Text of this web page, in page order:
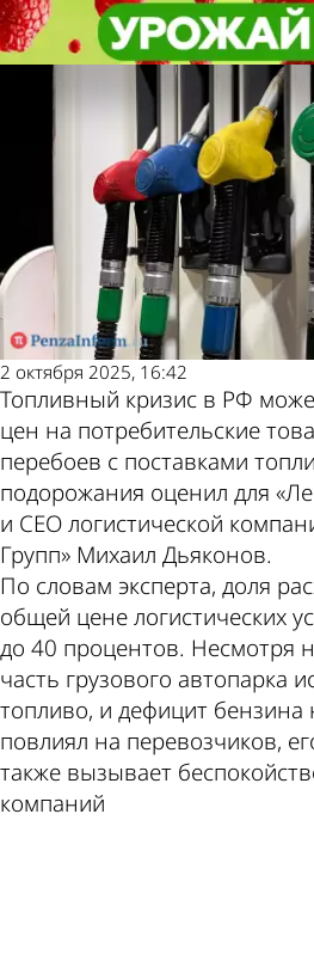
Влияние
России на
В стране и
мире
2 октября 2025, 16:42
Топливный кризис в РФ
цен на потребительские
перебоев с поставками
подорожания оценил для
и CEO логистической
Групп» Михаил Дьяконов.
По словам эксперта, доля
общей цене логистических
до 40 процентов. Несмотря
часть грузового автопарка
топливо, и дефицит бензина
повлиял на перевозчиков,
также вызывает
компаний
Влияние
России на
В стране и
мире
новости
Погода
валют в